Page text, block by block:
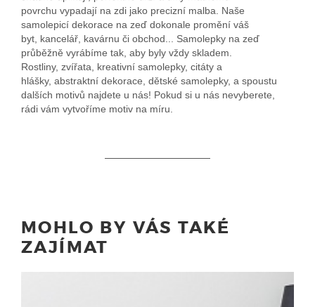
povrchu vypadají na zdi jako precizní malba. Naše
samolepicí dekorace na zeď dokonale promění váš
byt, kancelář, kavárnu či obchod... Samolepky na zeď
průběžně vyrábíme tak, aby byly vždy skladem.
Rostliny, zvířata, kreativní samolepky, citáty a
hlášky, abstraktní dekorace, dětské samolepky, a spoustu
dalších motivů najdete u nás! Pokud si u nás nevyberete,
rádi vám vytvoříme motiv na míru.
MOHLO BY VÁS TAKÉ
ZAJÍMAT